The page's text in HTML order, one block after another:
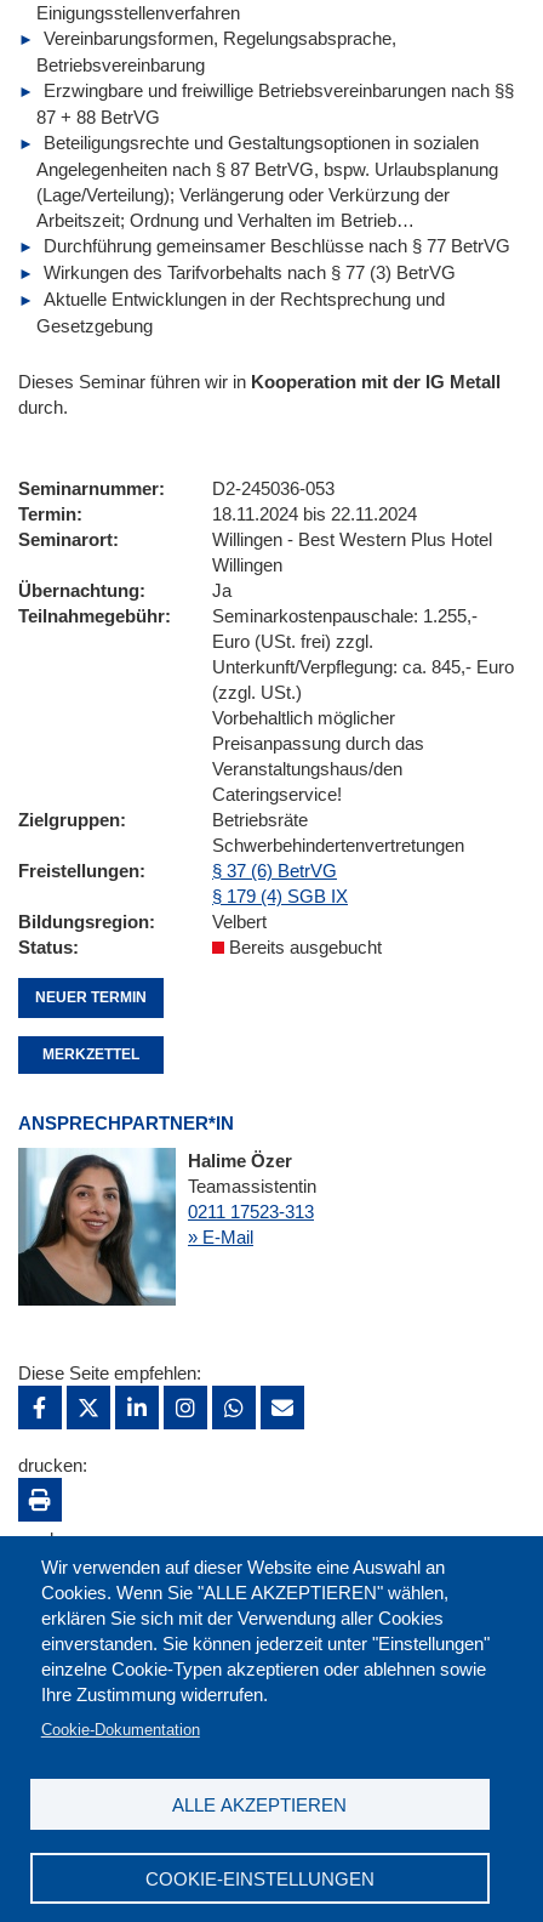
Einigungsstellenverfahren
Vereinbarungsformen, Regelungsabsprache,
Betriebsvereinbarung
Erzwingbare und freiwillige Betriebsvereinbarungen nach §§
87 + 88 BetrVG
Beteiligungsrechte und Gestaltungsoptionen in sozialen
Angelegenheiten nach § 87 BetrVG, bspw. Urlaubsplanung
(Lage/Verteilung); Verlängerung oder Verkürzung der
Arbeitszeit; Ordnung und Verhalten im Betrieb…
Durchführung gemeinsamer Beschlüsse nach § 77 BetrVG
Wirkungen des Tarifvorbehalts nach § 77 (3) BetrVG
Aktuelle Entwicklungen in der Rechtsprechung und
Gesetzgebung
Dieses Seminar führen wir in Kooperation mit der IG Metall
durch.
Seminarnummer
D2-245036-053
Termin
18.11.2024 bis 22.11.2024
Seminarort
Willingen - Best Western Plus Hotel
Willingen
Übernachtung
Ja
Teilnahmegebühr
Seminarkostenpauschale: 1.255,-
Euro (USt. frei) zzgl.
Unterkunft/Verpflegung: ca. 845,- Euro
(zzgl. USt.)
Vorbehaltlich möglicher
Preisanpassung durch das
Veranstaltungshaus/den
Cateringservice!
Zielgruppen
Betriebsräte
Schwerbehindertenvertretungen
Freistellungen
§ 37 (6) BetrVG
§ 179 (4) SGB IX
Bildungsregion
Velbert
Status
Bereits ausgebucht
NEUER TERMIN
MERKZETTEL
ANSPRECHPARTNER*IN
Halime Özer
Teamassistentin
0211 17523-313
» E-Mail
Wir verwenden auf dieser Website eine Auswahl an
Cookies. Wenn Sie "ALLE AKZEPTIEREN" wählen,
erklären Sie sich mit der Verwendung aller Cookies
einverstanden. Sie können jederzeit unter "Einstellungen"
einzelne Cookie-Typen akzeptieren oder ablehnen sowie
Ihre Zustimmung widerrufen.
Cookie-Dokumentation
COOKIE-EINSTELLUNGEN
ALLE AKZEPTIEREN
Diese Seite empfehlen:
drucken:
merken:
DGB-Bildungswerk NRW e.V. © 2026